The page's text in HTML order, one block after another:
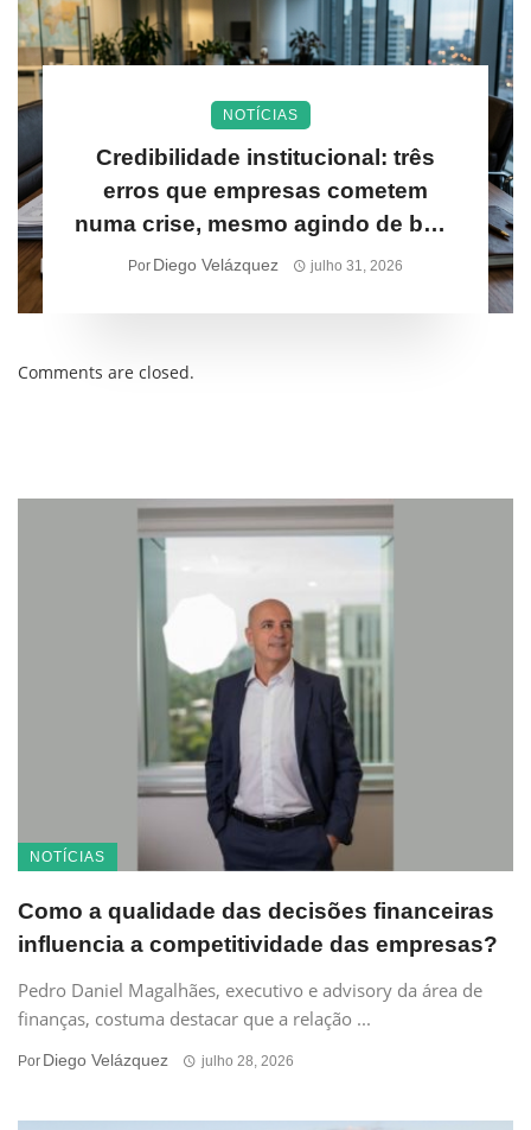
NOTÍCIAS
Credibilidade institucional: três
erros que empresas cometem
numa crise, mesmo agindo de boa-
fé
Por Diego Velázquez julho 31, 2026
Comments are closed.
NOTÍCIAS
Como a qualidade das decisões financeiras
influencia a competitividade das empresas?
Pedro Daniel Magalhães, executivo e advisory da área de
finanças, costuma destacar que a relação ...
Por Diego Velázquez julho 28, 2026